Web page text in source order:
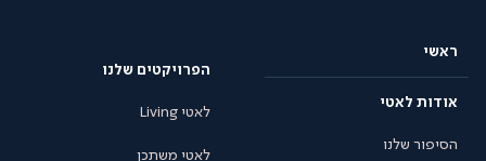
ראשי
אודות לאטי
הסיפור שלנו
הפרויקטים שלנו
לאטי Living
לאטי משתכן